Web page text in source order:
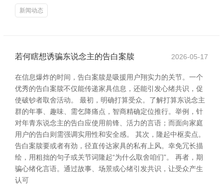
新闻动态
若何瞎想诱骗东说念主的告白案牍 2026-05-17
在信息爆炸的时间，告白案牍是吸援用户翔实力的关节。一个
优秀的告白案牍不仅能传递家具信息，还能引发心绪共识，促
使破钞者取舍活动。 最初，明确打算受众。了解打算东说念主
群的年事、趣味、需乞降痛点，智商精确定位推行。举例，针
对年青东说念主的告白应使用前锋、活力的言语；而面向家庭
用户的告白则需强调实用性和安全感。 其次，隆起中枢卖点。
告白案牍要或者有劲，径直传达家具的私有上风。幸免冗长描
绘，用粗拙的句子或关节词隆起“为什么取舍咱们”。 再者，期
骗心绪化言语。通过故事、场景或心绪引发共识，让受众产生
认可